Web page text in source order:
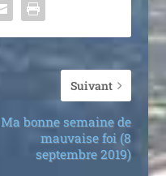
Suivant
Ma bonne semaine de
mauvaise foi (8
septembre 2019)